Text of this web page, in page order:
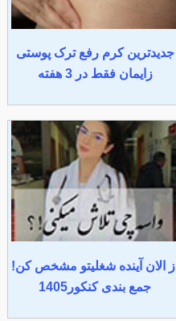
جدیدترین کرم رفع ترک پوستی
زایمان فقط در 3 هفته
از الان آینده شغلیتو مشخص کن!
جمع بندی کنکور1405